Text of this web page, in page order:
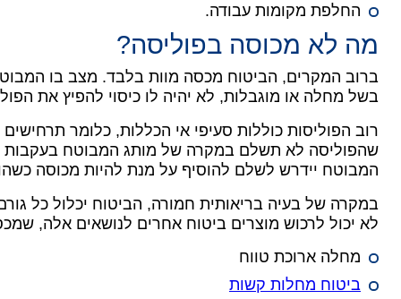
החלפת מקומות עבודה.
מה לא מכוסה בפוליסה?
ברוב המקרים, הביטוח מכסה מוות בלבד. מצב בו
בשל מחלה או מוגבלות, לא יהיה לו כיסוי להפיץ את
רוב הפוליסות כוללות סעיפי אי הכללות, כלומר
שהפוליסה לא תשלם במקרה של מותג המבוטח בעקבות
המבוטח יידרש לשלם להוסיף על מנת להיות מכוסה
במקרה של בעיה בריאותית חמורה, הביטוח יכלול כל
לא יכול לרכוש מוצרים ביטוח אחרים לנושאים אלה,
מחלה ארוכת טווח
ביטוח מחלות קשות